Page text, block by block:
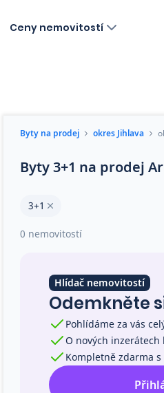
Ceny nemovitostí
Byty na prodej okres Jihlava
Byty 3+1 na prodej
3+1
0 nemovitostí
Hlídač nemovitostí
Odemkněte
Pohlídáme za vás
O nových
Kompletně zdarma